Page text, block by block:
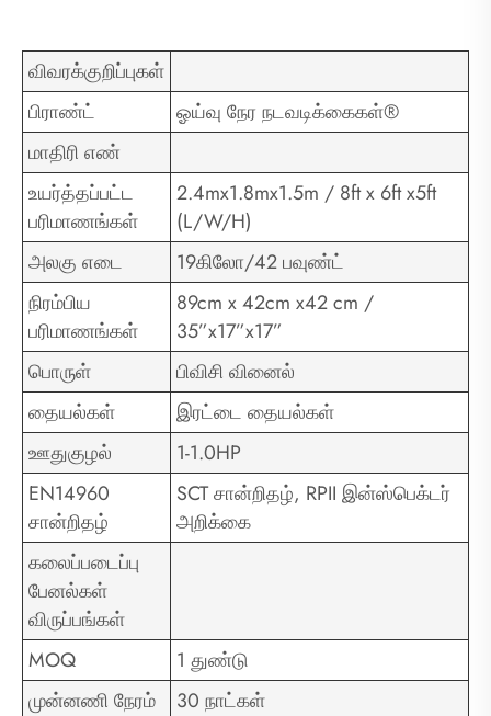
விவரக்குறிப்புகள்
பிராண்ட்
ஓய்வு நேர நடவடிக்கைகள்®
மாதிரி எண்
உயர்த்தப்பட்ட
பரிமாணங்கள்
2.4mx1.8mx1.5m / 8ft x 6ft x5ft
(L/W/H)
அலகு எடை
19கிலோ/42 பவுண்ட்
நிரம்பிய
பரிமாணங்கள்
89cm x 42cm x42 cm /
35”x17”x17”
பொருள்
பிவிசி வினைல்
தையல்கள்
இரட்டை தையல்கள்
ஊதுகுழல்
1-1.0HP
EN14960
சான்றிதழ்
SCT சான்றிதழ், RPII இன்ஸ்பெக்டர்
அறிக்கை
கலைப்படைப்பு
பேனல்கள்
விருப்பங்கள்
MOQ
1 துண்டு
முன்னணி நேரம்
30 நாட்கள்